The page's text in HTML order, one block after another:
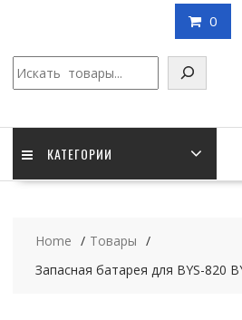
0
КАТЕГОРИИ
Home
Товары
Запасная батарея для BYS-820